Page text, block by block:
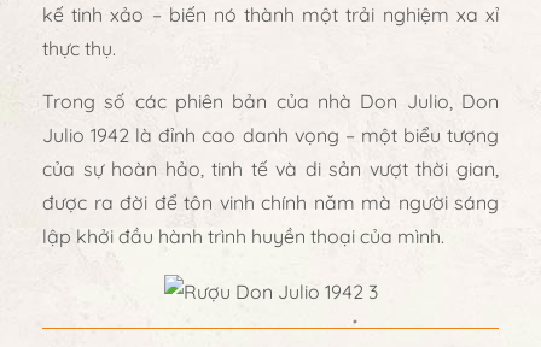
kế tinh xảo – biến nó thành một trải nghiệm xa xỉ
thực thụ.
Trong số các phiên bản của nhà Don Julio, Don
Julio 1942 là đỉnh cao danh vọng – một biểu tượng
của sự hoàn hảo, tinh tế và di sản vượt thời gian
được ra đời để tôn vinh chính năm mà người sáng
lập khởi đầu hành trình huyền thoại của mình.